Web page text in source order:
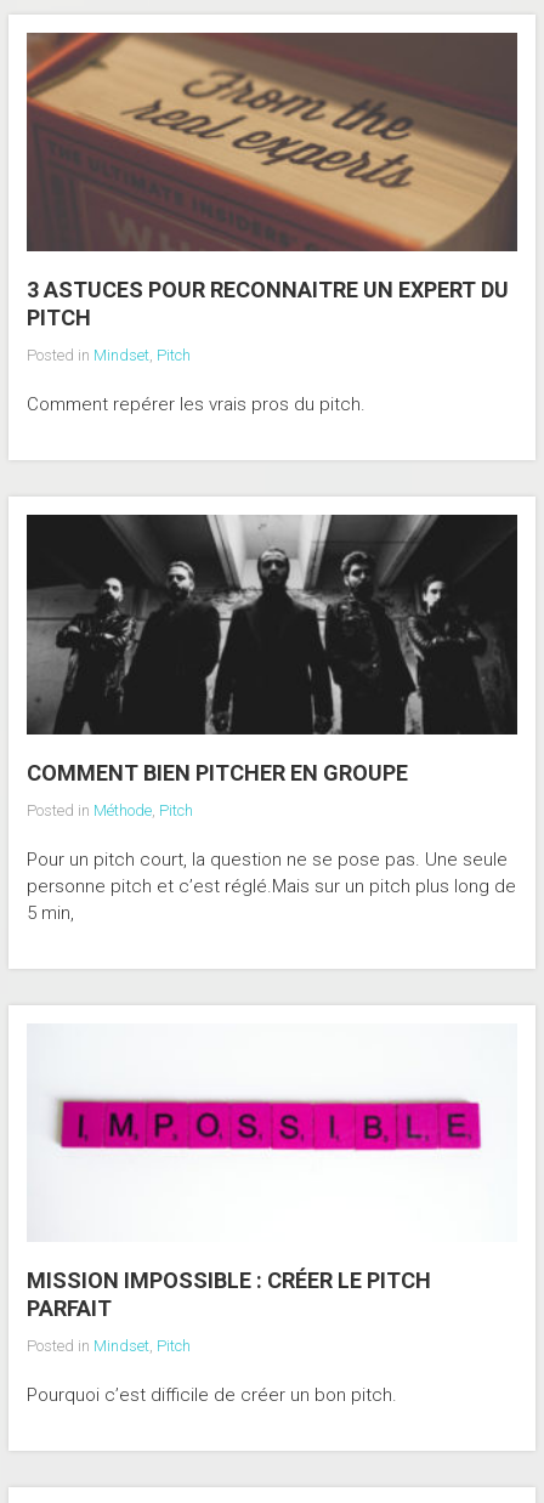
3 ASTUCES POUR RECONNAITRE UN EXPERT DU
PITCH
Posted in Mindset, Pitch
Comment repérer les vrais pros du pitch.
COMMENT BIEN PITCHER EN GROUPE
Posted in Méthode, Pitch
Pour un pitch court, la question ne se pose pas. Une seule
personne pitch et c’est réglé.Mais sur un pitch plus long de
5 min,
MISSION IMPOSSIBLE : CRÉER LE PITCH
PARFAIT
Posted in Mindset, Pitch
Pourquoi c’est difficile de créer un bon pitch.